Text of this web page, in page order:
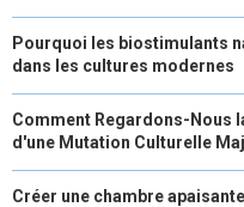
Pourquoi les biostimulants
dans les cultures modernes
Comment Regardons-Nous
d'une Mutation Culturelle
Créer une chambre